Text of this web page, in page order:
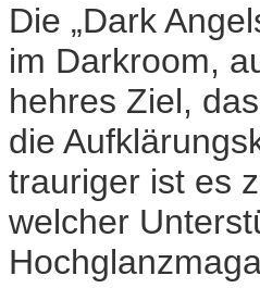
Die „Dark
im Darkroom,
hehres Ziel,
die
trauriger ist es
welcher